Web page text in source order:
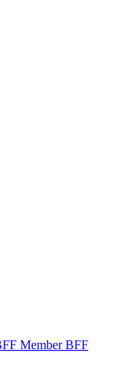
MemberBFF